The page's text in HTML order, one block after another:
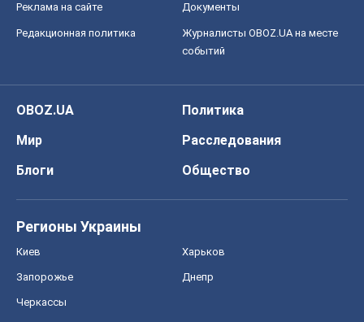
Реклама на сайте Документы
Редакционная политика
Журналисты OBOZ.UA на месте
событий
OBOZ.UA
Политика
Мир
Расследования
Блоги
Общество
Регионы Украины
Киев Харьков
Запорожье Днепр
Черкассы